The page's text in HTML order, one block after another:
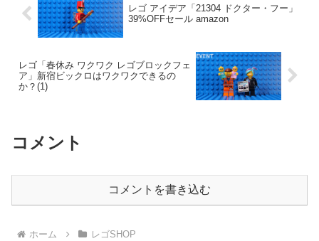
レゴ アイデア「21304 ドクター・フー」
39%OFFセール amazon
レゴ「春休み ワクワク レゴブロックフェ
ア」新宿ビックロはワクワクできるの
か？(1)
コメント
コメントを書き込む
ホーム レゴSHOP